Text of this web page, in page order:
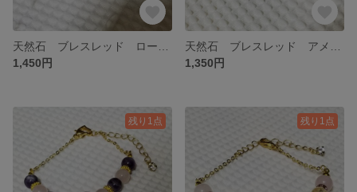
1,450円
1,350円
残り1点 残り1点